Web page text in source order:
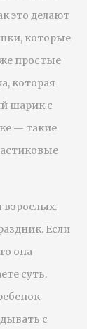
это делают
, которые
простые
которая
шарик с
— такие
взрослых.
Если
она
суть.
с